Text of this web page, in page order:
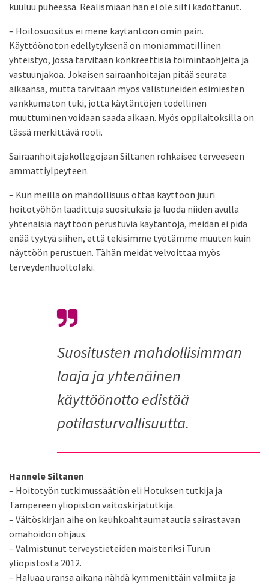
kuuluu puheessa. Realismiaan hän ei ole silti kadottanut.
– Hoitosuositus ei mene käytäntöön omin päin.
Käyttöönoton edellytyksenä on moniammatillinen
yhteistyö, jossa tarvitaan konkreettisia toimintaohjeita ja
vastuunjakoa. Jokaisen sairaanhoitajan pitää seurata
aikaansa, mutta tarvitaan myös valistuneiden esimiesten
vankkumaton tuki, jotta käytäntöjen todellinen
muuttuminen voidaan saada aikaan. Myös oppilaitoksilla on
tässä merkittävä rooli.
Sairaanhoitajakollegojaan Siltanen rohkaisee terveeseen
ammattiylpeyteen.
– Kun meillä on mahdollisuus ottaa käyttöön juuri
hoitotyöhön laadittuja suosituksia ja luoda niiden avulla
yhtenäisiä näyttöön perustuvia käytäntöjä, meidän ei pidä
enää tyytyä siihen, että tekisimme työtämme muuten kuin
näyttöön perustuen. Tähän meidät velvoittaa myös
terveydenhuoltolaki.
Suositusten mahdollisimman
laaja ja yhtenäinen
käyttöönotto edistää
potilasturvallisuutta.
Hannele Siltanen
– Hoitotyön tutkimussäätiön eli Hotuksen tutkija ja
Tampereen yliopiston väitöskirjatutkija.
– Väitöskirjan aihe on keuhkoahtaumatautia sairastavan
omahoidon ohjaus.
– Valmistunut terveystieteiden maisteriksi Turun
yliopistosta 2012.
– Haluaa uransa aikana nähdä kymmenittäin valmiita ja